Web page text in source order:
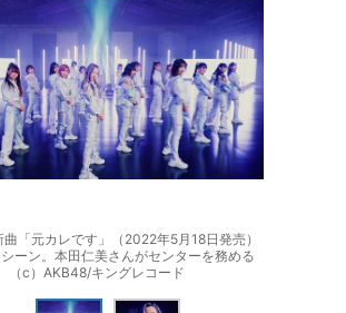
「元カレです」（2022年5月18日発売）
ーン。本田仁美さんがセンターを務める
（c）AKB48/キングレコード